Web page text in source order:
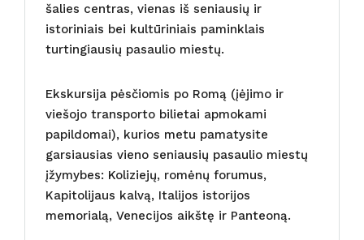
šalies centras, vienas iš seniausių ir
istoriniais bei kultūriniais paminklais
turtingiausių pasaulio miestų.
Ekskursija pėsčiomis po Romą (įėjimo ir
viešojo transporto bilietai apmokami
papildomai), kurios metu pamatysite
garsiausias vieno seniausių pasaulio miestų
įžymybes: Koliziejų, romėnų forumus,
Kapitolijaus kalvą, Italijos istorijos
memorialą, Venecijos aikštę ir Panteoną.